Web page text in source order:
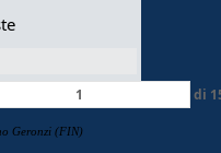
di
Geronzi (FIN)